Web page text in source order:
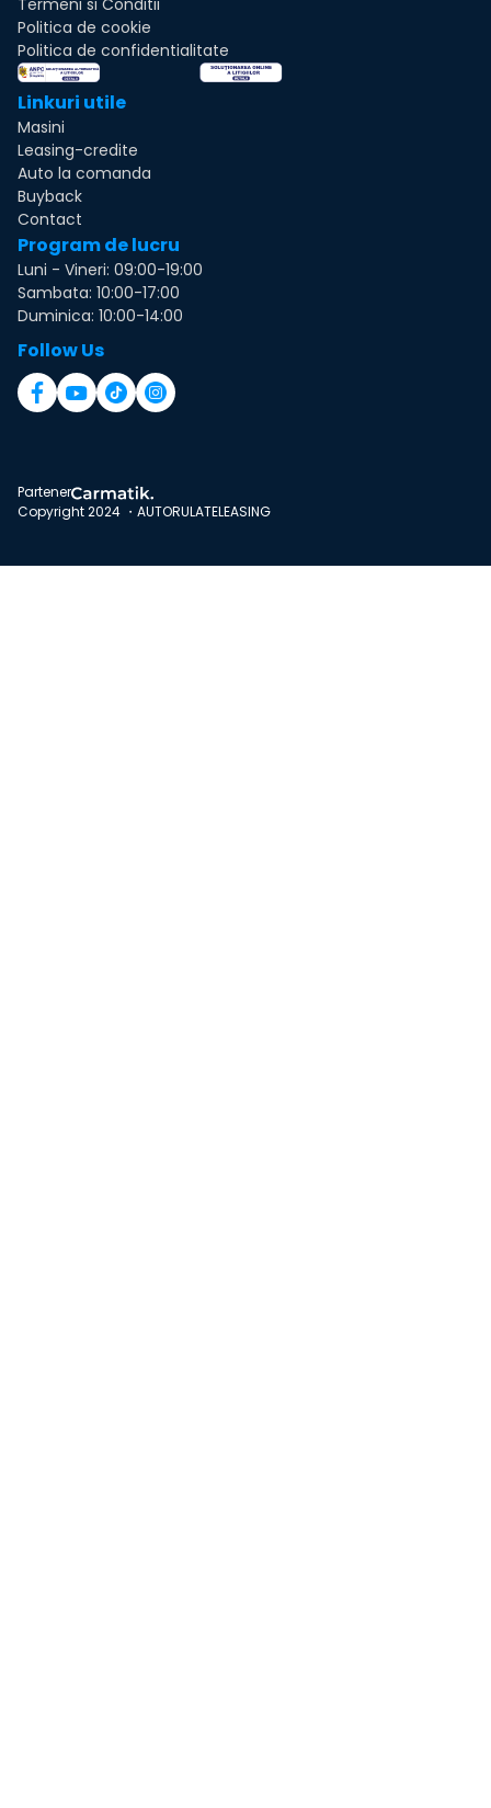
Politica de cookie
Politica de confidentialitate
Linkuri utile
Masini
Leasing-credite
Auto la comanda
Buyback
Contact
Program de lucru
Luni - Vineri: 09:00-19:00
Sambata: 10:00-17:00
Duminica: 10:00-14:00
Follow Us
Partener
Copyright 2024 ・AUTORULATELEASING